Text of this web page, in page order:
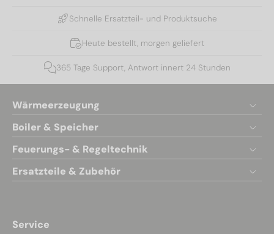
Schnelle Ersatzteil- und Produktsuche
Heute bestellt, morgen geliefert
365 Tage Support, Antwort innert 24 Stunden
Wärmeerzeugung
Boiler & Speicher
Feuerungs- & Regeltechnik
Ersatzteile & Zubehör
Service